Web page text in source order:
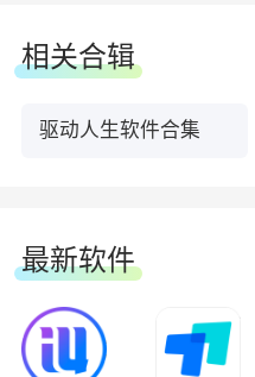
【修复】修复其他已
星空运行库修复大
【修复】修复部分环
的问题
相关合辑
驱动人生软件合集
最新软件